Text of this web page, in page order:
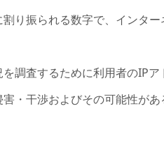
り振られる数字で、インタ
調査するために利用者のIP
・干渉およびその可能性があ